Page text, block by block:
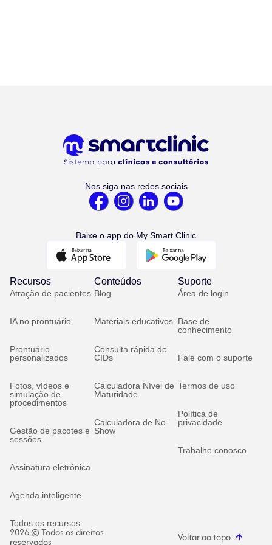
Nos siga nas redes sociais
Baixe o app do My Smart Clinic
Recursos
Atração de pacientes
IA no prontuário
Prontuário
personalizados
Fotos, vídeos e
simulação de
procedimentos
Gestão de pacotes e
sessões
Assinatura eletrônica
Agenda inteligente
Todos os recursos
Conteúdos
Blog
Materiais educativos
Consulta rápida de
CIDs
Calculadora Nível de
Maturidade
Calculadora de No-
Show
Suporte
Área de login
Base de
conhecimento
Fale com o suporte
Termos de uso
Política de
privacidade
Trabalhe conosco
2026 © Todos os direitos
reservados Voltar ao topo